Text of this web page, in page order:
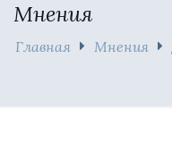
Мнения
Главная Мнения